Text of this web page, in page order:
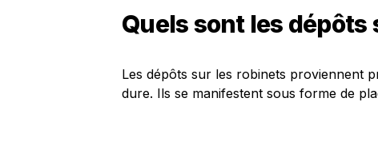
Quels sont les dépôts
Les dépôts sur les robinets proviennent
dure. Ils se manifestent sous forme de